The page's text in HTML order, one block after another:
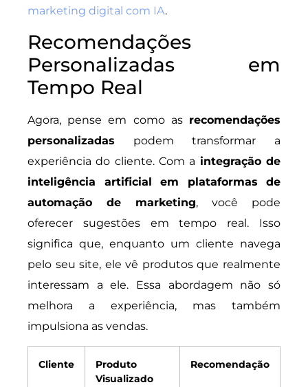
marketing digital com IA.
Recomendações
Personalizadas em
Tempo Real
Agora, pense em como as recomendações
personalizadas podem transformar a
experiência do cliente. Com a integração de
inteligência artificial em plataformas de
automação de marketing, você pode
oferecer sugestões em tempo real. Isso
significa que, enquanto um cliente navega
pelo seu site, ele vê produtos que realmente
interessam a ele. Essa abordagem não só
melhora a experiência, mas também
impulsiona as vendas.
Cliente
Produto
Visualizado
Recomendação